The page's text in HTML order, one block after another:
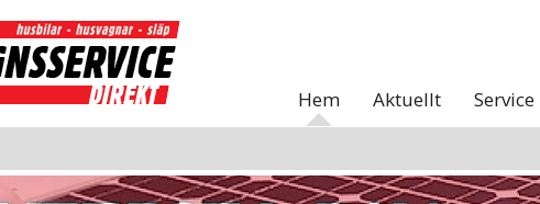
Hem Aktuellt Service